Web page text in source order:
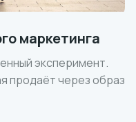
маркетинга
эксперимент.
продаёт через образ